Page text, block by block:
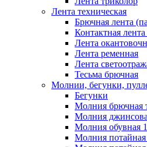
Лента техническая
Брючная лента
Контактная
Лента
Лента ременная
Лента
Тесьма брючная
Молнии, бегунки,
Бегунки
Молния брючная
Молния
Молния обувная
Молния